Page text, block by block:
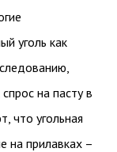
уголь как
на пасту в
что угольная
на прилавках –